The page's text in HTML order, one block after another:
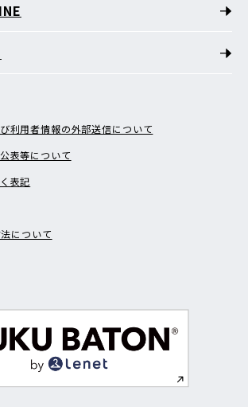
利用者情報の外部送信について
表等について
表記
について